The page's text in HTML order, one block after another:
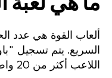
ألعاب القوة هي عدد
السريع. يتم تسجيل
اللاعب أكثر من 20 واط/كجم من الطاقة في نشاطه.